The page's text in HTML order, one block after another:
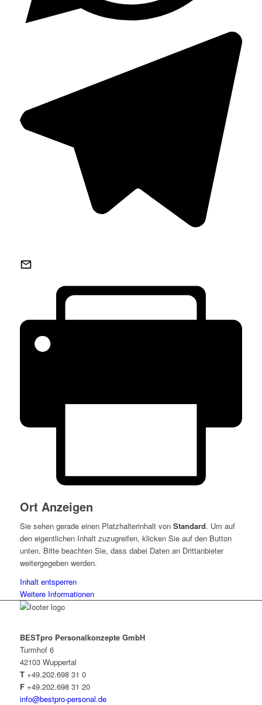
Ort Anzeigen
Sie sehen gerade einen Platzhalterinhalt von Standard. Um auf
den eigentlichen Inhalt zuzugreifen, klicken Sie auf den Button
unten. Bitte beachten Sie, dass dabei Daten an Drittanbieter
weitergegeben werden.
Inhalt entsperren
Weitere Informationen
BESTpro Personalkonzepte GmbH
Turmhof 6
42103 Wuppertal
T+49.202.698 31 0
F+49.202.698 31 20
info@bestpro-personal.de